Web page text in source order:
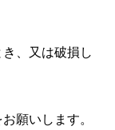
、又は破損し
願いします。